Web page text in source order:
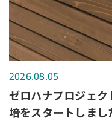
2026.08.05
ゼロハナプロジェ
培をスタートしまし